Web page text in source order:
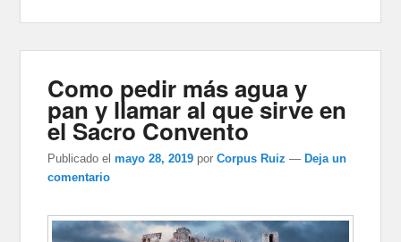
Como pedir más agua y
pan y llamar al que sirve en
el Sacro Convento
Publicado el mayo 28, 2019 porCorpus Ruiz — Deja un
comentario